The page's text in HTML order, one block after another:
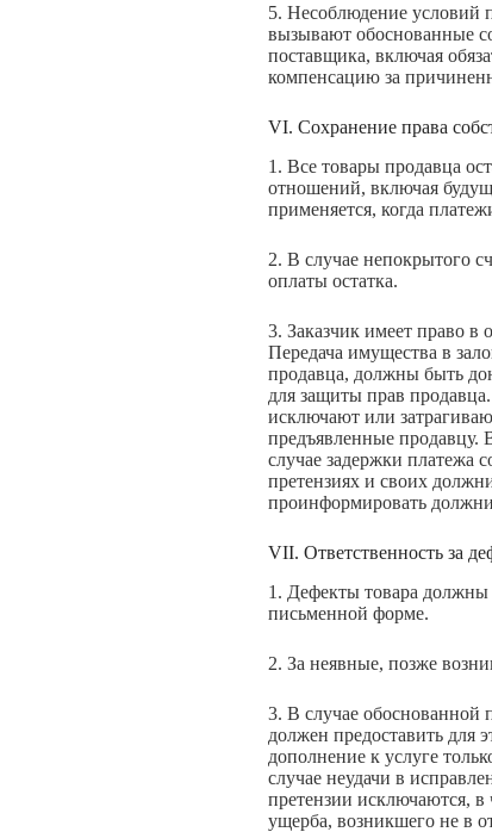
5. Несоблюдение условий
вызывают обоснованные
поставщика, включая
компенсацию за
VI. Сохранение права
1. Все товары продавца
отношений, включая
применяется, когда
2. В случае непокрытого
оплаты остатка.
3. Заказчик имеет право в
Передача имущества в
продавца, должны быть
для защиты прав
исключают или
предъявленные продавцу.
случае задержки платежа
претензиях и своих
проинформировать
VII. Ответственность за
1. Дефекты товара должны
письменной форме.
2. За неявные, позже
3. В случае обоснованной
должен предоставить для
дополнение к услуге
случае неудачи в
претензии исключаются,
ущерба, возникшего не в